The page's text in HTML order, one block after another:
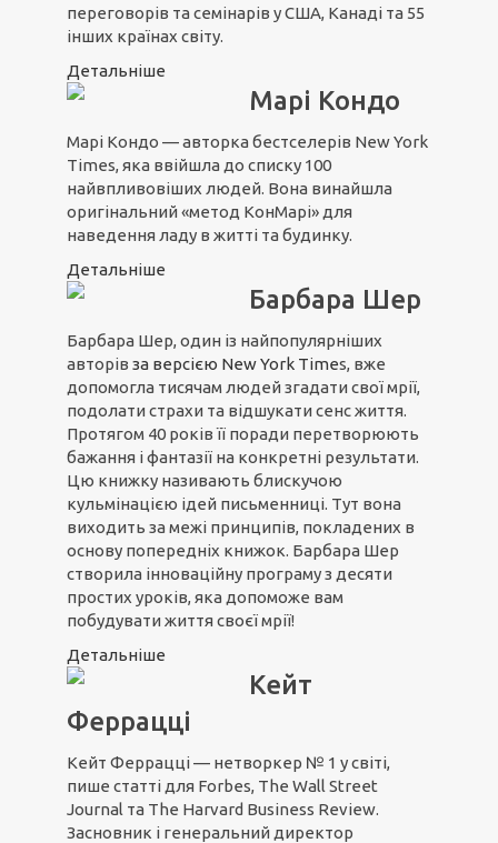
переговорів та семінарів у США, Канаді та 55
інших країнах світу.
Детальніше
Марі Кондо
Марі Кондо — авторка бестселерів New York
Times, яка ввійшла до списку 100
найвпливовіших людей. Вона винайшла
оригінальний «метод КонМарі» для
наведення ладу в житті та будинку.
Детальніше
Барбара Шер
Барбара Шер, один із найпопулярніших
авторів за версією New York Times, вже
допомогла тисячам людей згадати свої мрії,
подолати страхи та відшукати сенс життя.
Протягом 40 років її поради перетворюють
бажання і фантазії на конкретні результати.
Цю книжку називають блискучою
кульмінацією ідей письменниці. Тут вона
виходить за межі принципів, покладених в
основу попередніх книжок. Барбара Шер
створила інноваційну програму з десяти
простих уроків, яка допоможе вам
побудувати життя своєї мрії!
Детальніше
Кейт
Феррацці
Кейт Феррацці — нетворкер № 1 у світі,
пише статті для Forbes, The Wall Street
Journal та The Harvard Business Review.
Засновник і генеральний директор